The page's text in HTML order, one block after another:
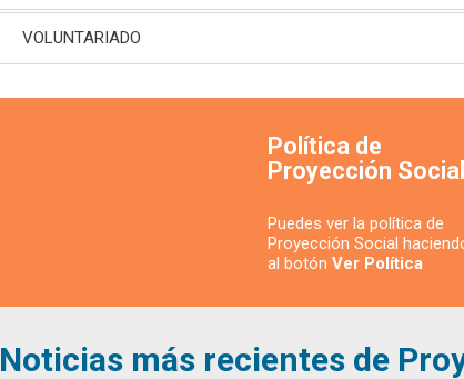
VOLUNTARIADO
Política de
Proyección Social
Puedes ver la política de
Proyección Social
al botónVer Política
Noticias más recientes de